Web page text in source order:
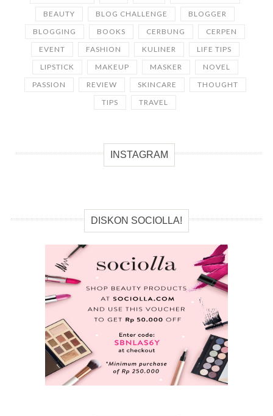
BEAUTY
BLOG CHALLENGE
BLOGGER
BLOGGING
BOOKS CERBUNG
CERPEN
EVENT
FASHION KULINER
LIFE TIPS
LIPSTICK
MAKEUP MASKER
NOVEL
PASSION
REVIEW SKINCARE
THOUGHT
TIPS
TRAVEL
INSTAGRAM
DISKON SOCIOLLA!